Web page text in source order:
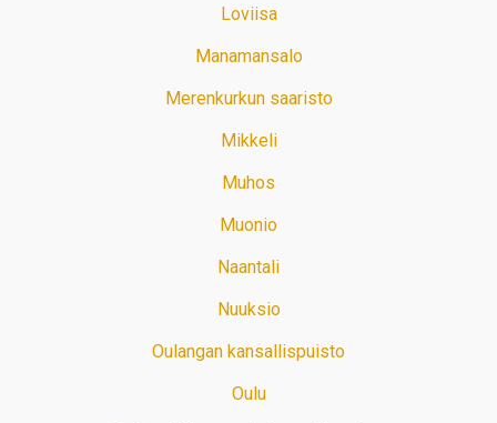
Loviisa
Manamansalo
Merenkurkun saaristo
Mikkeli
Muhos
Muonio
Naantali
Nuuksio
Oulangan kansallispuisto
Oulu